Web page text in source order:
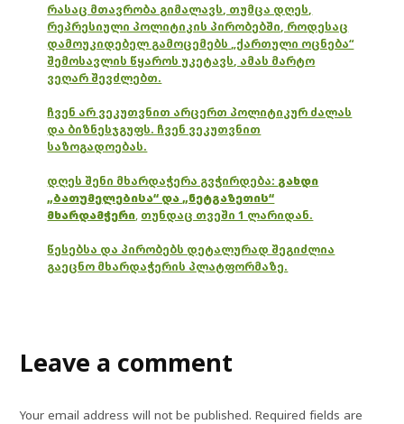
რასაც მთავრობა გიმალავს, თუმცა დღეს,
რეპრესიული პოლიტიკის პირობებში, როდესაც
დამოუკიდებელ გამოცემებს „ქართული ოცნება“
შემოსავლის წყაროს უკეტავს, ამას მარტო
ვეღარ შევძლებთ.
ჩვენ არ ვეკუთვნით არცერთ პოლიტიკურ ძალას
და ბიზნესჯგუფს. ჩვენ ვეკუთვნით
საზოგადოებას.
დღეს შენი მხარდაჭერა გვჭირდება: გახდი
„ბათუმელებისა“ და „ნეტგაზეთის“
მხარდამჭერი, თუნდაც თვეში 1 ლარიდან.
წესებსა და პირობებს დეტალურად შეგიძლია
გაეცნო მხარდაჭერის პლატფორმაზე.
Leave a comment
Your email address will not be published. Required fields are